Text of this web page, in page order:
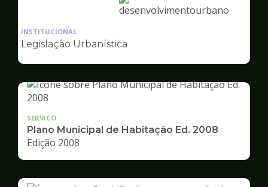
Ilustração
Desenvolvimento
Urbano
INSTITUCIONAL
Legislação Urbanística
SERVICO
Plano Municipal de Habitação Ed. 2008
Edição 2008